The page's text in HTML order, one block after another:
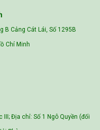
B Cảng Cát Lái, Số 1295B
Chí Minh
Địa chỉ: Số 1 Ngô Quyền (đối